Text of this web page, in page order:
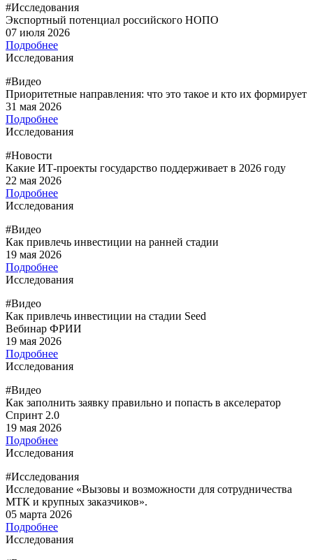
#Исследования
Экспортный потенциал российского НОПО
07 июля 2026
Подробнее
Исследования
#Видео
Приоритетные направления: что это такое и кто их формирует
31 мая 2026
Подробнее
Исследования
#Новости
Какие ИТ-проекты государство поддерживает в 2026 году
22 мая 2026
Подробнее
Исследования
#Видео
Как привлечь инвестиции на ранней стадии
19 мая 2026
Подробнее
Исследования
#Видео
Как привлечь инвестиции на стадии Seed
Вебинар ФРИИ
19 мая 2026
Подробнее
Исследования
#Видео
Как заполнить заявку правильно и попасть в акселератор
Спринт 2.0
19 мая 2026
Подробнее
Исследования
#Исследования
Исследование «Вызовы и возможности для сотрудничества
МТК и крупных заказчиков».
05 марта 2026
Подробнее
Исследования